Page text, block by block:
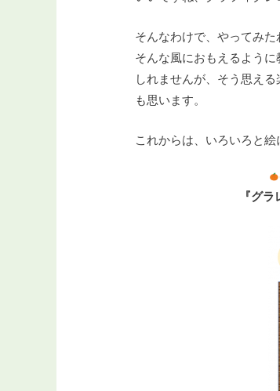
そんなわけで、やってみた
そんな風におもえるよう
しれませんが、そう思え
も思います。
これからは、いろいろと
『グ